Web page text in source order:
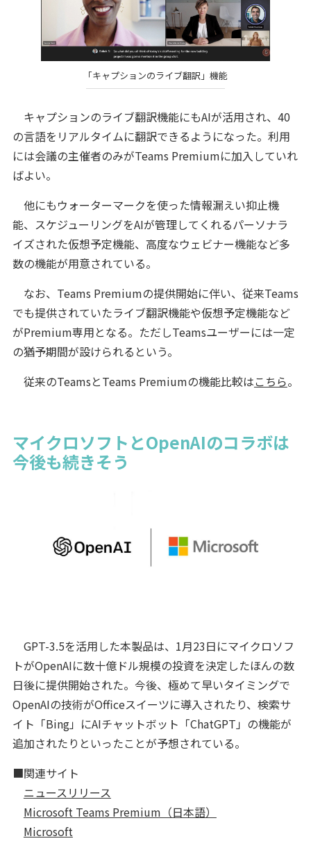
「キャプションのライブ翻訳」機能
キャプションのライブ翻訳機能にもAIが活用され、40
の言語をリアルタイムに翻訳できるようになった。利用
には会議の主催者のみがTeams Premiumに加入していれ
ばよい。
他にもウォーターマークを使った情報漏えい抑止機
能、スケジューリングをAIが管理してくれるパーソナラ
イズされた仮想予定機能、高度なウェビナー機能など多
数の機能が用意されている。
なお、Teams Premiumの提供開始に伴い、従来Teams
でも提供されていたライブ翻訳機能や仮想予定機能など
がPremium専用となる。ただしTeamsユーザーには一定
の猶予期間が設けられるという。
従来のTeamsとTeams Premiumの機能比較はこちら。
マイクロソフトとOpenAIのコラボは
今後も続きそう
GPT-3.5を活用した本製品は、1月23日にマイクロソフ
トがOpenAIに数十億ドル規模の投資を決定したほんの数
日後に提供開始された。今後、極めて早いタイミングで
OpenAIの技術がOfficeスイーツに導入されたり、検索サ
イト「Bing」にAIチャットボット「ChatGPT」の機能が
追加されたりといったことが予想されている。
■関連サイト
ニュースリリース
Microsoft Teams Premium（日本語）
Microsoft